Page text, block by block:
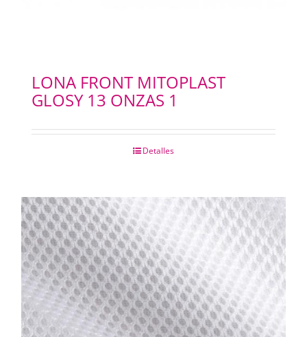
LONA FRONT MITOPLAST
GLOSY 13 ONZAS 1
Detalles